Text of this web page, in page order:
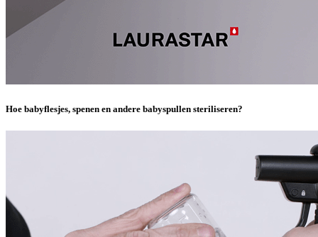
Hoe babyflesjes, spenen en andere babyspullen steriliseren?